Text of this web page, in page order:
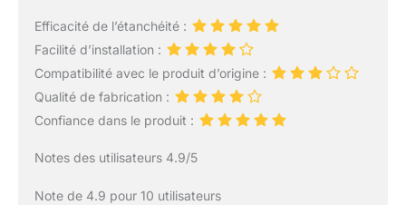
Efficacité de l’étanchéité :
Facilité d’installation :
Compatibilité avec le produit d’origine :
Qualité de fabrication :
Confiance dans le produit :
Notes des utilisateurs 4.9/5
Note de 4.9 pour 10 utilisateurs